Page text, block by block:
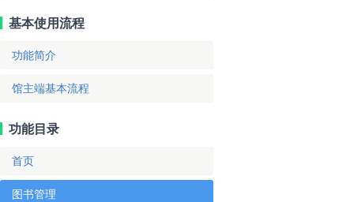
基本使用流程
功能简介
馆主端基本流程
功能目录
首页
图书管理